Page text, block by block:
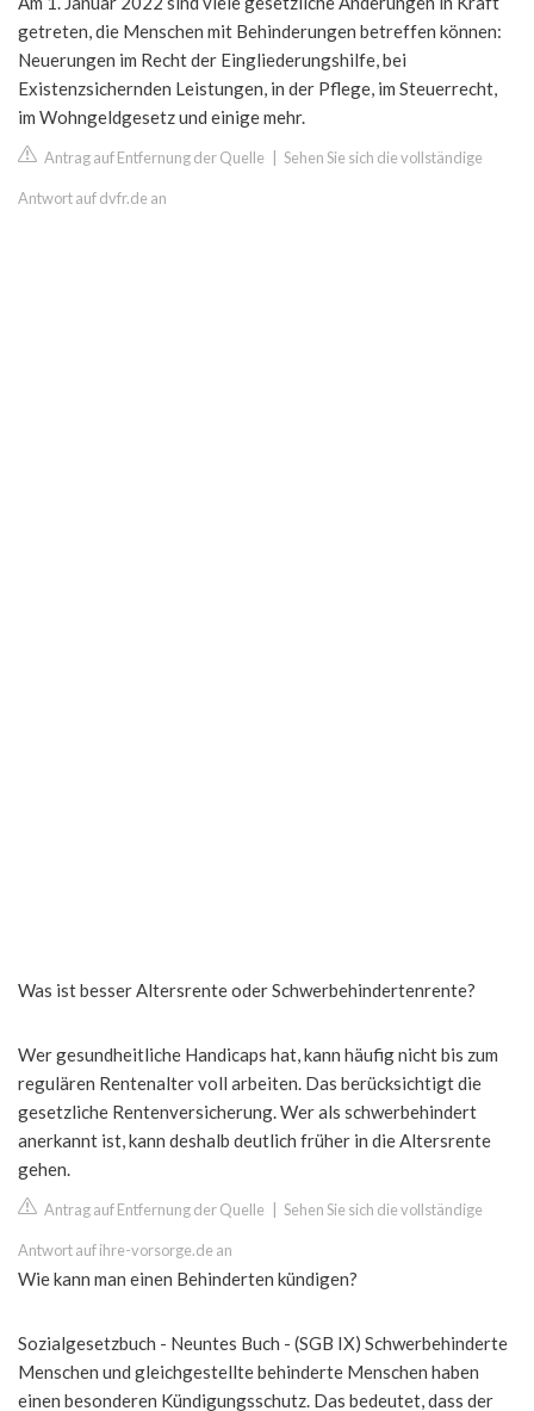
getreten, die Menschen mit Behinderungen betreffen können:
Neuerungen im Recht der Eingliederungshilfe, bei
Existenzsichernden Leistungen, in der Pflege, im Steuerrecht,
im Wohngeldgesetz und einige mehr.
Antrag auf Entfernung der Quelle Sehen Sie sich die vollständige
Antwort auf dvfr.de an
Was ist besser Altersrente oder Schwerbehindertenrente?
Wer gesundheitliche Handicaps hat, kann häufig nicht bis zum
regulären Rentenalter voll arbeiten. Das berücksichtigt die
gesetzliche Rentenversicherung. Wer als schwerbehindert
anerkannt ist, kann deshalb deutlich früher in die Altersrente
gehen.
Antrag auf Entfernung der Quelle Sehen Sie sich die vollständige
Antwort auf ihre-vorsorge.de an
Wie kann man einen Behinderten kündigen?
Sozialgesetzbuch - Neuntes Buch - (SGB IX) Schwerbehinderte
Menschen und gleichgestellte behinderte Menschen haben
einen besonderen Kündigungsschutz. Das bedeutet, dass der